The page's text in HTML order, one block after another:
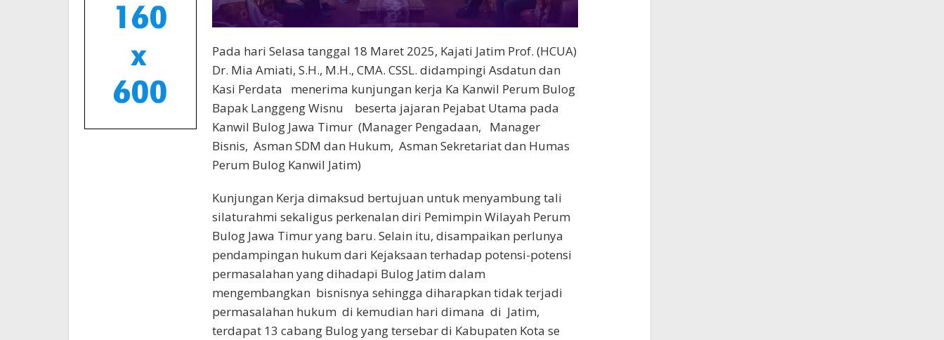
Pada hari Selasa tanggal 18 Maret 2025, Kajati Jatim Prof. (HCUA)
Dr. Mia Amiati, S.H., M.H., CMA. CSSL. didampingi Asdatun dan
Kasi Perdata menerima kunjungan kerja Ka Kanwil Perum Bulog
Bapak Langgeng Wisnu beserta jajaran Pejabat Utama pada
Kanwil Bulog Jawa Timur (Manager Pengadaan, Manager
Bisnis, Asman SDM dan Hukum, Asman Sekretariat dan Humas
Perum Bulog Kanwil Jatim)
Kunjungan Kerja dimaksud bertujuan untuk menyambung tali
silaturahmi sekaligus perkenalan diri Pemimpin Wilayah Perum
Bulog Jawa Timur yang baru. Selain itu, disampaikan perlunya
pendampingan hukum dari Kejaksaan terhadap potensi-potensi
permasalahan yang dihadapi Bulog Jatim dalam
mengembangkan bisnisnya sehingga diharapkan tidak terjadi
permasalahan hukum di kemudian hari dimana di Jatim,
terdapat 13 cabang Bulog yang tersebar di Kabupaten Kota se